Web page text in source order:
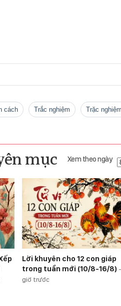
cách trắc nghiệm Trặc
mục Xem theo ngày
Lời khuyên cho 12 con giáp
trong tuần mới (10/8-16/8) -
giờ trước